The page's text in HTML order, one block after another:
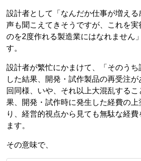
設計者として「なんだか仕事が増える
声も聞こえてきそうですが、これを実
のを2度作れる製造業にはなれません
す。
設計者が繁忙にかまけて、「そのう
した結果、開発・試作製品の再受注
回同様、いや、それ以上大混乱する
果、開発・試作時に発生した経費の
り、経営的視点から見ても無駄な経
ます。
その意味で、